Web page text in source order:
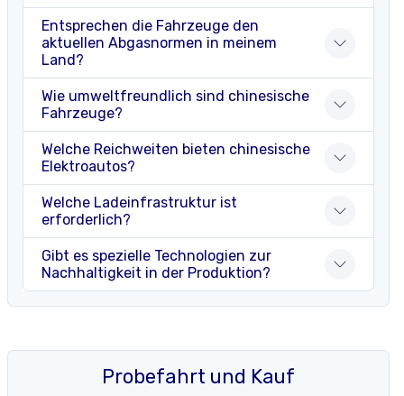
Entsprechen die Fahrzeuge den
aktuellen Abgasnormen in meinem
Land?
Wie umweltfreundlich sind chinesische
Fahrzeuge?
Welche Reichweiten bieten chinesische
Elektroautos?
Welche Ladeinfrastruktur ist
erforderlich?
Gibt es spezielle Technologien zur
Nachhaltigkeit in der Produktion?
Probefahrt und Kauf